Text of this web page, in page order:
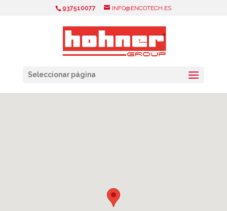
937510077 INFO@ENCOTECH.ES
Seleccionar página